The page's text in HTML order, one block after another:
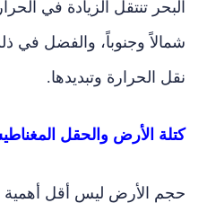
البحر تنتقل الزيادة في
شمالاً وجنوباً، والفضل في
نقل الحرارة وتبديدها.
كتلة الأرض والحقل
حجم الأرض ليس أقل أهمية